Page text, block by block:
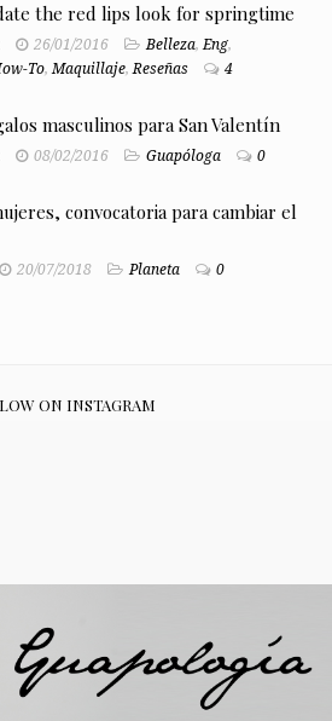
the red lips look for springtime
26/01/2016 Belleza,Eng,
To,Maquillaje,Reseñas 4
masculinos para San Valentín
08/02/2016 Guapóloga 0
convocatoria para cambiar el
20/07/2018 Planeta 0
ON INSTAGRAM